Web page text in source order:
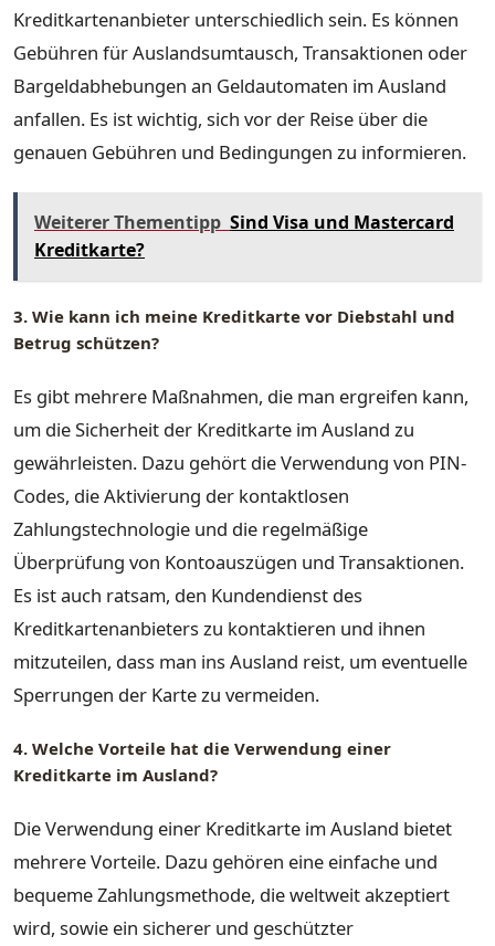
Kreditkartenanbieter unterschiedlich sein. Es können
Gebühren für Auslandsumtausch, Transaktionen oder
Bargeldabhebungen an Geldautomaten im Ausland
anfallen. Es ist wichtig, sich vor der Reise über die
genauen Gebühren und Bedingungen zu informieren.
Weiterer Thementipp Sind Visa und Mastercard
Kreditkarte?
3. Wie kann ich meine Kreditkarte vor Diebstahl und
Betrug schützen?
Es gibt mehrere Maßnahmen, die man ergreifen kann,
um die Sicherheit der Kreditkarte im Ausland zu
gewährleisten. Dazu gehört die Verwendung von PIN-
Codes, die Aktivierung der kontaktlosen
Zahlungstechnologie und die regelmäßige
Überprüfung von Kontoauszügen und Transaktionen.
Es ist auch ratsam, den Kundendienst des
Kreditkartenanbieters zu kontaktieren und ihnen
mitzuteilen, dass man ins Ausland reist, um eventuelle
Sperrungen der Karte zu vermeiden.
4. Welche Vorteile hat die Verwendung einer
Kreditkarte im Ausland?
Die Verwendung einer Kreditkarte im Ausland bietet
mehrere Vorteile. Dazu gehören eine einfache und
bequeme Zahlungsmethode, die weltweit akzeptiert
wird, sowie ein sicherer und geschützter